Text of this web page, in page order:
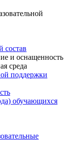
состав
и оснащенность
среда
поддержки
обучающихся